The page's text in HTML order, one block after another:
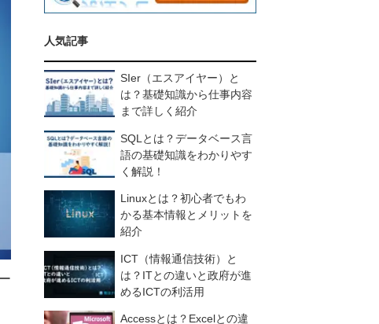
人気記事
SIer（エスアイヤー）と
は？基礎知識から仕事内容
まで詳しく紹介
SQLとは？データベース言
語の基礎知識をわかりやす
く解説！
Linuxとは？初心者でもわ
かる基本情報とメリットを
紹介
ICT（情報通信技術）と
は？ITとの違いと政府が進
めるICTの利活用
Accessとは？Excelとの違